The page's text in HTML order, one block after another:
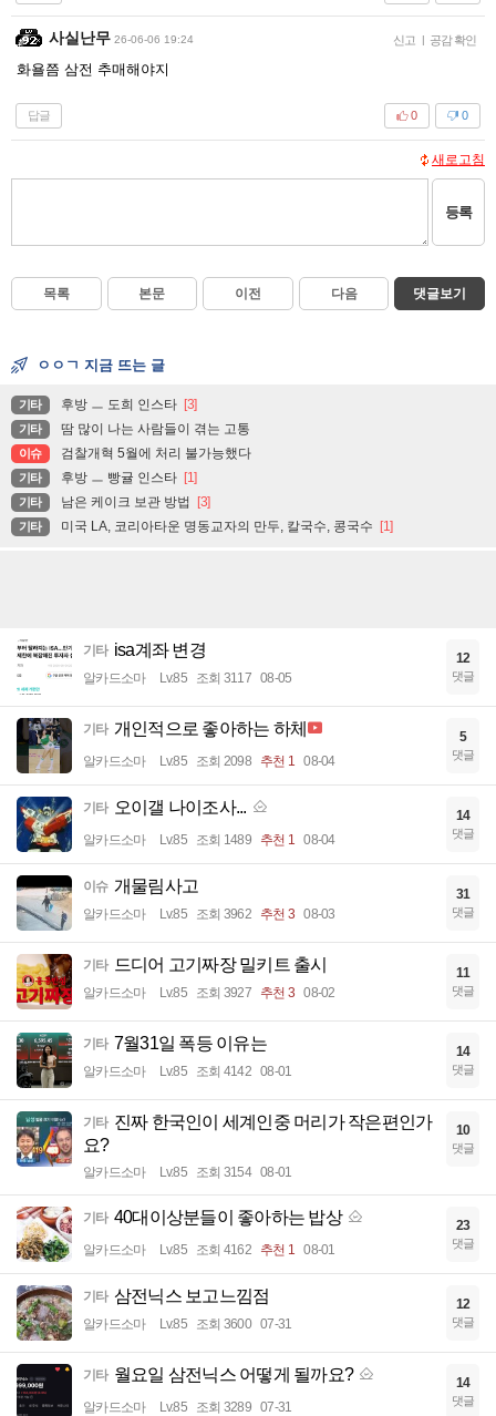
사실난무 26-06-06 19:24 신고 | 공감 확인
화욜쯤 삼전 추매해야지
답글 0
0
새로고침
등록
목록 본문 이전 다음 댓글보기
ㅇㅇㄱ 지금 뜨는 글
기타 후방 ㅡ 도희 인스타 [3]
기타 땀 많이 나는 사람들이 겪는 고통
이슈 검찰개혁 5월에 처리 불가능했다
기타 후방 ㅡ 빵귤 인스타 [1]
기타 남은 케이크 보관 방법 [3]
기타 미국 LA, 코리아타운 명동교자의 만두, 칼국수, 콩국수 [1]
기타 isa계좌 변경
알카드소마 Lv.85 조회 3117 08-05
12
댓글
기타 개인적으로 좋아하는 하체
알카드소마 Lv.85 조회 2098 추천 1 08-04
5
댓글
기타 오이갤 나이조사...
알카드소마 Lv.85 조회 1489 추천 1 08-04
14
댓글
이슈 개물림사고
알카드소마 Lv.85 조회 3962 추천 3 08-03
31
댓글
기타 드디어 고기짜장 밀키트 출시
알카드소마 Lv.85 조회 3927 추천 3 08-02
11
댓글
기타 7월31일 폭등 이유는
알카드소마 Lv.85 조회 4142 08-01
14
댓글
기타 진짜 한국인이 세계인중 머리가 작은편인가
요?
알카드소마 Lv.85 조회 3154 08-01
10
댓글
기타 40대이상분들이 좋아하는 밥상
알카드소마 Lv.85 조회 4162 추천 1 08-01
23
댓글
기타 삼전닉스 보고느낌점
알카드소마 Lv.85 조회 3600 07-31
12
댓글
기타 월요일 삼전닉스 어떻게 될까요?
알카드소마 Lv.85 조회 3289 07-31
14
댓글